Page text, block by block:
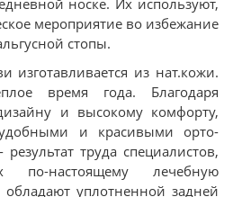
носке. Их используют,
мероприятие во избежание
стопы.
изготавливается из нат.кожи.
время года. Благодаря
и высокому комфорту,
и красивыми орто-
труда специалистов,
по-настоящему лечебную
обладают уплотненной задней